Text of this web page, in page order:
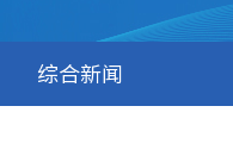
综合新闻